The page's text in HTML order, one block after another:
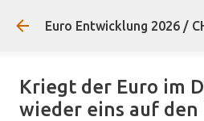
Direkt zum
Euro Entwicklung 2026 /
Kriegt der Euro im
wieder eins auf den